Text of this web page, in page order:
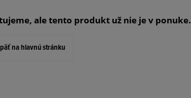
ale tento produkt už nie je v ponuke.
na hlavnú stránku